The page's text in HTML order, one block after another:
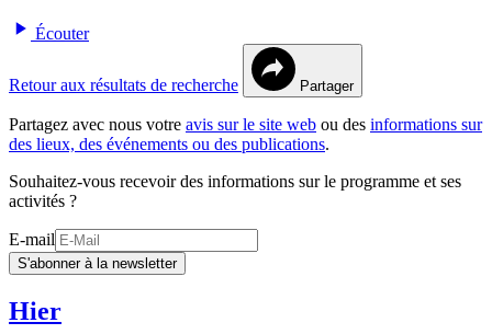
Écouter
Retour aux résultats de recherche Partager
Partagez avec nous votre avis sur le site web ou des informations sur
des lieux, des événements ou des publications.
Souhaitez-vous recevoir des informations sur le programme et ses
activités ?
E-mail
S'abonner à la newsletter
Hier